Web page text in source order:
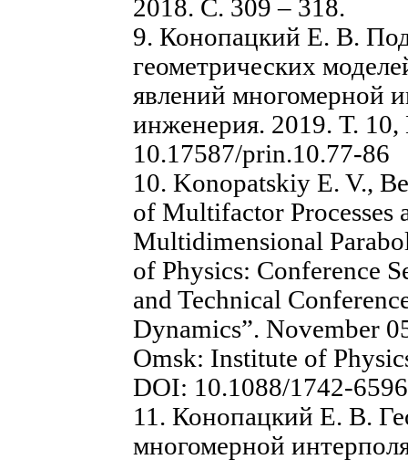
2018. С. 309 – 318.
9. Конопацкий Е. В.
геометрических
явлений многомерной
инженерия. 2019. Т.
10.17587/prin.10.77-86
10. Konopatskiy E. V.,
of Multifactor Processes
Multidimensional
of Physics: Conference
and Technical
Dynamics”. November
Omsk: Institute of
DOI: 10.1088/1742-
11. Конопацкий Е. В.
многомерной